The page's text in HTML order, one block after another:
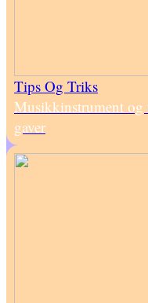
Tips Og Triks
Musikkinstrument
gaver